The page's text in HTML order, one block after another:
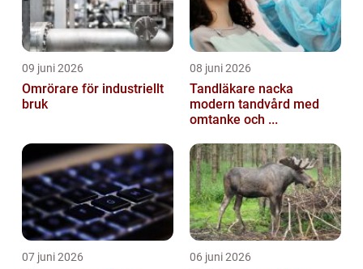
09 juni 2026
Omrörare för industriellt
bruk
08 juni 2026
Tandläkare nacka
modern tandvård med
omtanke och ...
07 juni 2026 06 juni 2026